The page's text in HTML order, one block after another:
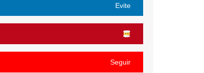
Evite
Seguir